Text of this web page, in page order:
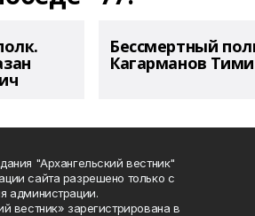
Бессмертный
Кагарманов
"Архангельский вестник"
сайта разрешено только с
администрации.
вестник» зарегистрирована в